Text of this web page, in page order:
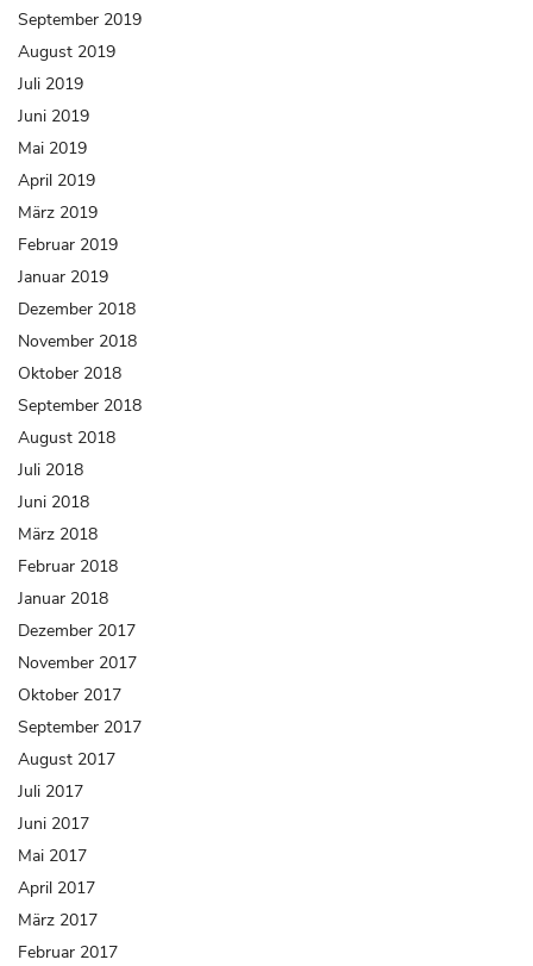
September 2019
August 2019
Juli 2019
Juni 2019
Mai 2019
April 2019
März 2019
Februar 2019
Januar 2019
Dezember 2018
November 2018
Oktober 2018
September 2018
August 2018
Juli 2018
Juni 2018
März 2018
Februar 2018
Januar 2018
Dezember 2017
November 2017
Oktober 2017
September 2017
August 2017
Juli 2017
Juni 2017
Mai 2017
April 2017
März 2017
Februar 2017